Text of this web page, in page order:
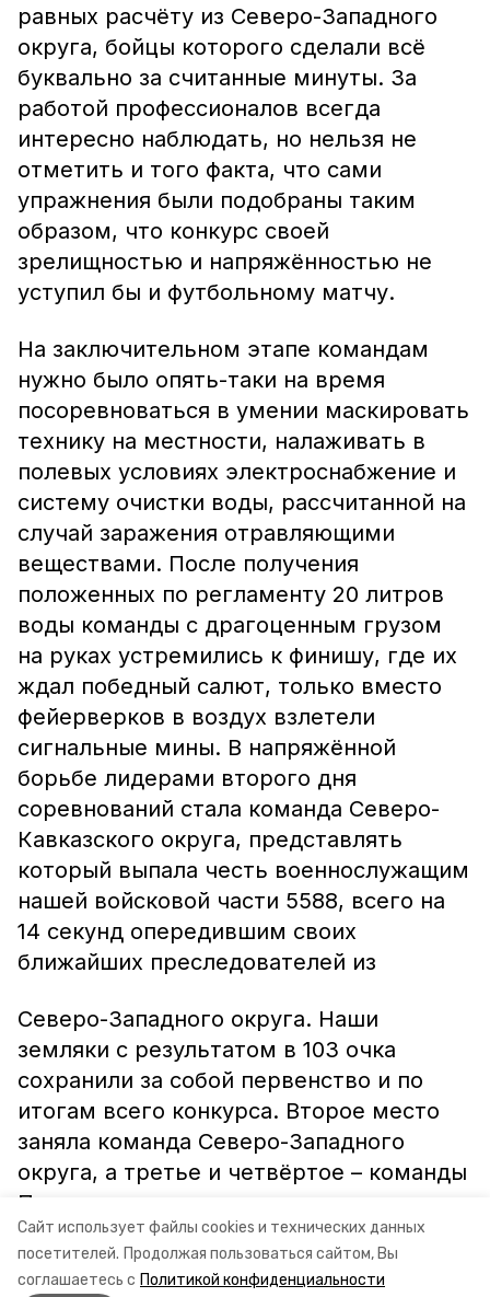
Сайт использует файлы cookies и технических данных
посетителей. Продолжая пользоваться сайтом, Вы
соглашаетесь с Политикой конфиденциальности
равных расчёту из Северо-Западного
округа, бойцы которого сделали всё
буквально за считанные минуты. За
работой профессионалов всегда
интересно наблюдать, но нельзя не
отметить и того факта, что сами
упражнения были подобраны таким
образом, что конкурс своей
зрелищностью и напряжённостью не
уступил бы и футбольному матчу.
На заключительном этапе командам
нужно было опять-таки на время
посоревноваться в умении маскировать
технику на местности, налаживать в
полевых условиях электроснабжение и
систему очистки воды, рассчитанной на
случай заражения отравляющими
веществами. После получения
положенных по регламенту 20 литров
воды команды с драгоценным грузом
на руках устремились к финишу, где их
ждал победный салют, только вместо
фейерверков в воздух взлетели
сигнальные мины. В напряжённой
борьбе лидерами второго дня
соревнований стала команда Северо-
Кавказского округа, представлять
который выпала честь военнослужащим
нашей войсковой части 5588, всего на
14 секунд опередившим своих
ближайших преследователей из
Северо-Западного округа. Наши
земляки с результатом в 103 очка
сохранили за собой первенство и по
итогам всего конкурса. Второе место
заняла команда Северо-Западного
округа, а третье и четвёртое – команды
Приволжского округа и дивизии
им.Дзержинского.
А.МИХАЙЛОВ